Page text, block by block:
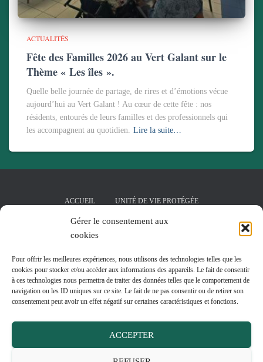
Gérer le consentement aux
cookies
Pour offrir les meilleures expériences, nous utilisons des technologies telles que les
cookies pour stocker et/ou accéder aux informations des appareils. Le fait de consentir
à ces technologies nous permettra de traiter des données telles que le comportement de
navigation ou les ID uniques sur ce site. Le fait de ne pas consentir ou de retirer son
consentement peut avoir un effet négatif sur certaines caractéristiques et fonctions.
ACCEPTER
ACTUALITÉS
Fête des Familles 2026 au Vert Galant sur le
Thème « Les îles ».
Quelle belle journée de partage, de rires et d’émotions vécue
aujourd’hui au Vert Galant ! Au cœur de cette fête : nos
résidents, entourés de leurs familles et des professionnels qui
les accompagnent au quotidien. Lire la suite…
ACCUEIL UNITÉ DE VIE PROTÉGÉE
PÔLE D’ACTIVITÉS ET DE SOINS ADAPTÉS LA RÉSIDENCE
JARDIN THÉRAPEUTIQUE DÉDIÉ À L’UNITÉ DE VIE PROTÉGÉE